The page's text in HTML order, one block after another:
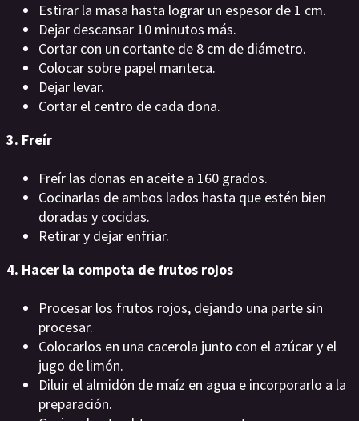
Estirar la masa hasta lograr un espesor de 1 cm.
Dejar descansar 10 minutos más.
Cortar con un cortante de 8 cm de diámetro.
Colocar sobre papel manteca.
Dejar levar.
Cortar el centro de cada dona.
3. Freír
Freír las donas en aceite a 160 grados.
Cocinarlas de ambos lados hasta que estén bien
doradas y cocidas.
Retirar y dejar enfriar.
4. Hacer la compota de frutos rojos
Procesar los frutos rojos, dejando una parte sin
procesar.
Colocarlos en una cacerola junto con el azúcar y el
jugo de limón.
Diluir el almidón de maíz en agua e incorporarlo a la
preparación.